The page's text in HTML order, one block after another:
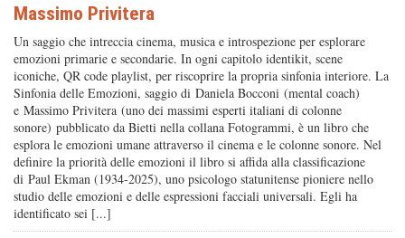
Massimo Privitera
Un saggio che intreccia cinema, musica e introspezione per esplorare
emozioni primarie e secondarie. In ogni capitolo identikit, scene
iconiche, QR code playlist, per riscoprire la propria sinfonia interiore. La
Sinfonia delle Emozioni, saggio di Daniela Bocconi (mental coach)
e Massimo Privitera (uno dei massimi esperti italiani di colonne
sonore) pubblicato da Bietti nella collana Fotogrammi, è un libro che
esplora le emozioni umane attraverso il cinema e le colonne sonore. Nel
definire la priorità delle emozioni il libro si affida alla classificazione
di Paul Ekman (1934-2025), uno psicologo statunitense pioniere nello
studio delle emozioni e delle espressioni facciali universali. Egli ha
identificato sei [...]